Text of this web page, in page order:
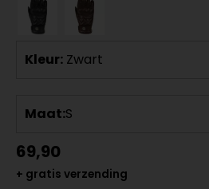
Kleur: Zwart
Maat:S
69,90
+ gratis verzending